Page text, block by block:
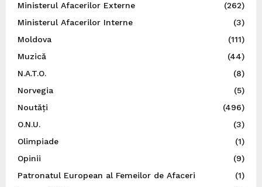
Ministerul Afacerilor Externe
(262)
Ministerul Afacerilor Interne
(3)
Moldova
(111)
Muzică
(44)
N.A.T.O.
(8)
Norvegia
(5)
Noutăți
(496)
O.N.U.
(3)
Olimpiade
(1)
Opinii
(9)
Patronatul European al Femeilor de Afaceri
(1)